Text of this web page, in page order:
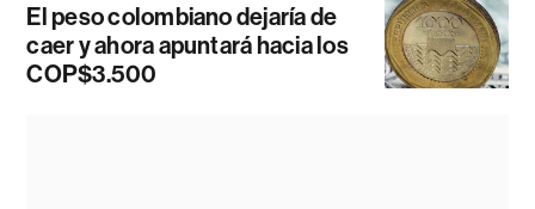
El peso colombiano dejaría de
caer y ahora apuntará hacia los
COP$3.500